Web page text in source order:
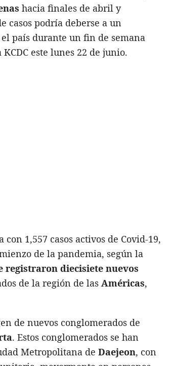
hacia finales de abril y
casos podría deberse a un
país durante un fin de semana
este lunes 22 de junio.
1,557 casos activos de Covid-19,
de la pandemia, según la
registraron diecisiete nuevos
de la región de las Américas,
de nuevos conglomerados de
. Estos conglomerados se han
Metropolitana de Daejeon, con